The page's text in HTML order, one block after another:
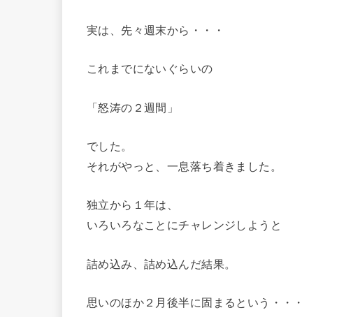
実は、先々週末から・・・
これまでにないぐらいの
「怒涛の２週間」
でした。
それがやっと、一息落ち着きました。
独立から１年は、
いろいろなことにチャレンジしようと
詰め込み、詰め込んだ結果。
思いのほか２月後半に固まるという・・・